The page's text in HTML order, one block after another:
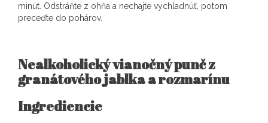
minút. Odstráňte z ohňa a nechajte vychladnúť, potom
preceďte do pohárov.
Nealkoholický vianočný punč z
granátového jablka a rozmarínu
Ingrediencie